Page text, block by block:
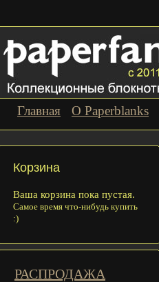
Главная О Paperblanks
Корзина
Ваша корзина пока пустая.
Самое время что-нибудь купить
:)
РАСПРОДАЖА